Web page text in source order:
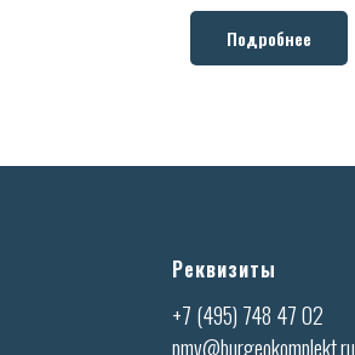
Подробнее
Реквизиты
+7 (495) 748 47 02
pmv@burgeokomplekt.ru